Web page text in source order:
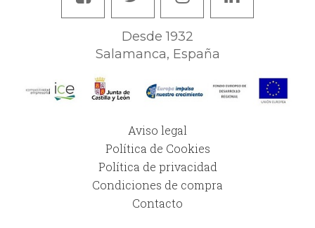
Desde 1932
Salamanca, España
Aviso legal
Política de Cookies
Política de privacidad
Condiciones de compra
Contacto